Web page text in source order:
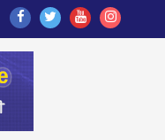
Find
Us
On
Facebook
Find
Us
Find
Us
Follow
Us